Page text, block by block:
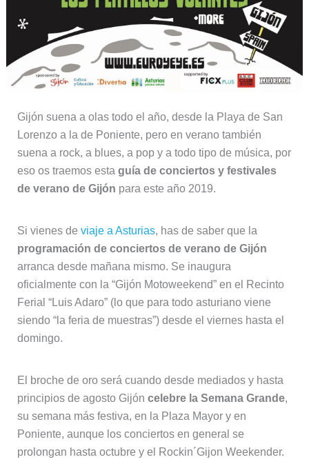
Gijón suena a olas todo el año, desde la Playa de San
Lorenzo a la de Poniente, pero en verano también
suena a rock, a blues, a pop y a todo tipo de música, por
eso os traemos esta guía de conciertos y festivales
de verano de Gijón para este año 2019.
Si vienes de viaje a Asturias, has de saber que la
programación de conciertos de verano de Gijón
arranca desde mañana mismo. Se inaugura
oficialmente con la “Gijón Motoweekend” en el Recinto
Ferial “Luis Adaro” (lo que para todo asturiano viene
siendo “la feria de muestras”) desde el viernes hasta el
domingo.
El broche de oro será cuando desde mediados y hasta
principios de agosto Gijón celebre la Semana Grande,
su semana más festiva, en la Plaza Mayor y en
Poniente, aunque los conciertos en general se
prolongan hasta octubre y el Rockin´Gijon Weekender.